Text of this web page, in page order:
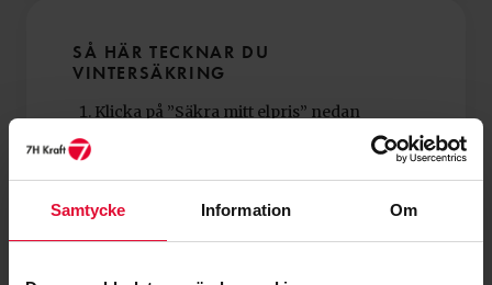
Samtycke Information Om
SÅ HÄR TECKNAR DU
VINTERSÄKRING
Klicka på ”Säkra mitt elpris” nedan
Klart – bekräftelse skickas till din e-post
Behöver du hjälp? Ring oss på0321–68 89 00.